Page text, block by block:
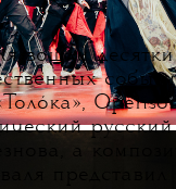
вошли
а